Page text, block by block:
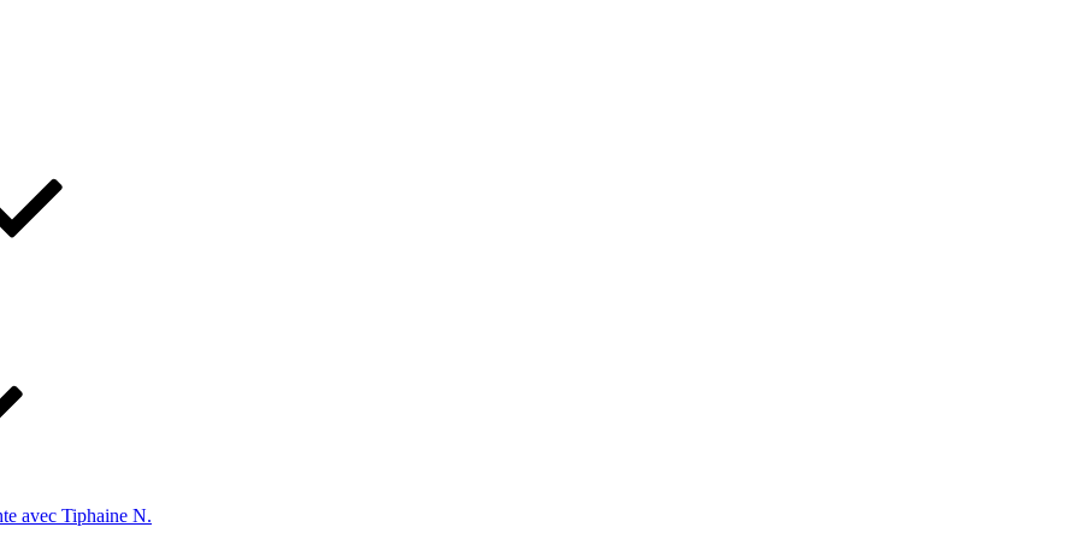
avec Tiphaine N.